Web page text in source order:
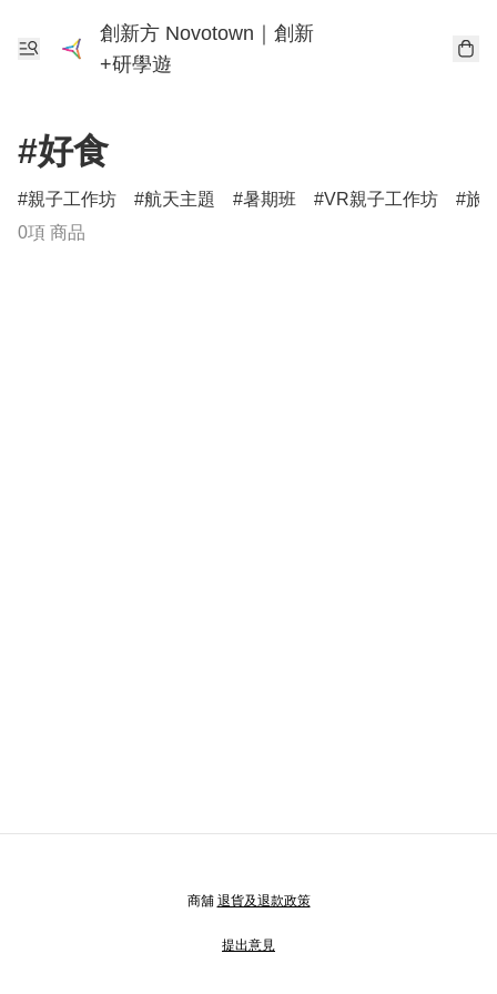
創新方 Novotown｜創新
+研學遊
#好食
親子工作坊 航天主題 暑期班 VR親子工作坊
旅
0項 商品
商舖 退貨及退款政策
提出意見